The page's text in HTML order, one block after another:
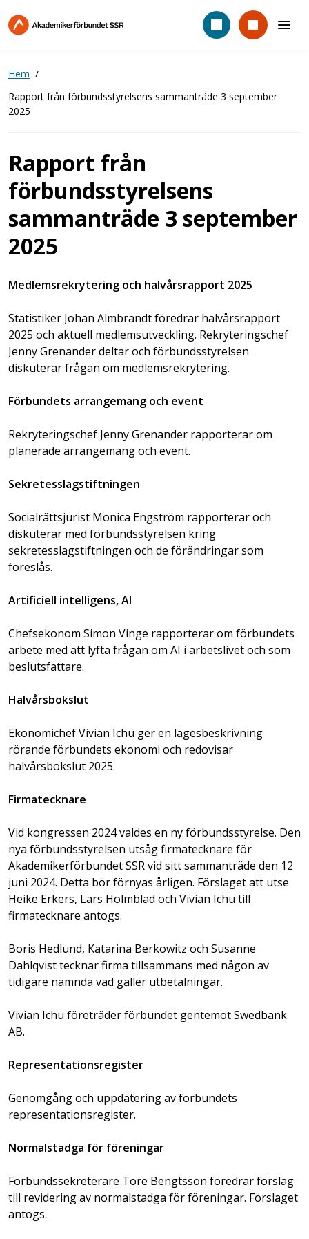
till
Hem
Rapport från förbundsstyrelsens sammanträde 3 september
2025
Rapport från
förbundsstyrelsens
sammanträde 3 september
2025
Medlemsrekrytering och halvårsrapport 2025
Statistiker Johan Almbrandt föredrar halvårsrapport
2025 och aktuell medlemsutveckling. Rekryteringschef
Jenny Grenander deltar och förbundsstyrelsen
diskuterar frågan om medlemsrekrytering.
Förbundets arrangemang och event
Rekryteringschef Jenny Grenander rapporterar om
planerade arrangemang och event.
Sekretesslagstiftningen
Socialrättsjurist Monica Engström rapporterar och
diskuterar med förbundsstyrelsen kring
sekretesslagstiftningen och de förändringar som
föreslås.
Artificiell intelligens, AI
Chefsekonom Simon Vinge rapporterar om förbundets
arbete med att lyfta frågan om AI i arbetslivet och som
beslutsfattare.
Halvårsbokslut
Ekonomichef Vivian Ichu ger en lägesbeskrivning
rörande förbundets ekonomi och redovisar
halvårsbokslut 2025.
Firmatecknare
Vid kongressen 2024 valdes en ny förbundsstyrelse. Den
nya förbundsstyrelsen utsåg firmatecknare för
Akademikerförbundet SSR vid sitt sammanträde den 12
juni 2024. Detta bör förnyas årligen. Förslaget att utse
Heike Erkers, Lars Holmblad och Vivian Ichu till
firmatecknare antogs.
Boris Hedlund, Katarina Berkowitz och Susanne
Dahlqvist tecknar firma tillsammans med någon av
tidigare nämnda vad gäller utbetalningar.
Vivian Ichu företräder förbundet gentemot Swedbank
AB.
Representationsregister
Genomgång och uppdatering av förbundets
representationsregister.
Normalstadga för föreningar
Förbundssekreterare Tore Bengtsson föredrar förslag
till revidering av normalstadga för föreningar. Förslaget
antogs.